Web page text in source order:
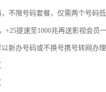
不限号码套餐，仅需两个号码
+25提速至1000兆再送影视会员
新办号码或不换号携号转网办理